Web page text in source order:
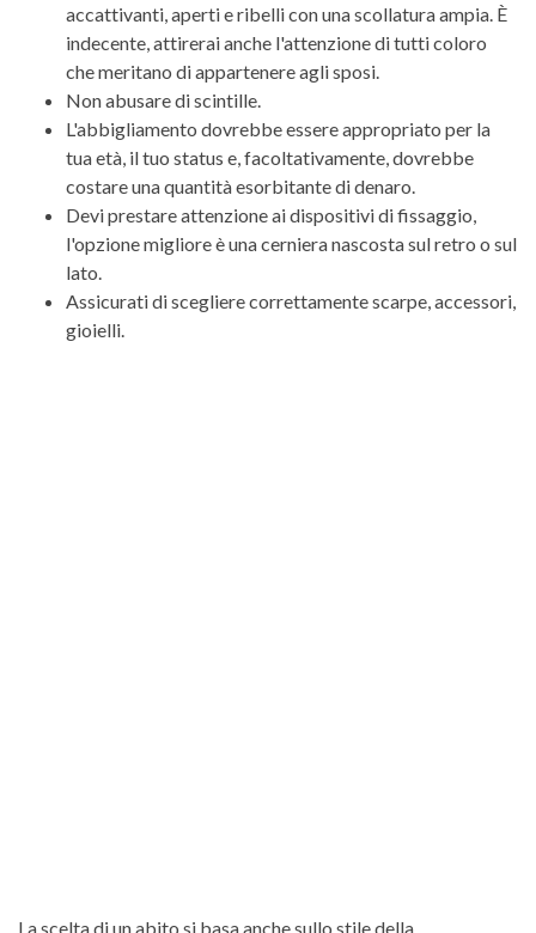
accattivanti, aperti e ribelli con una scollatura ampia. È
indecente, attirerai anche l'attenzione di tutti coloro
che meritano di appartenere agli sposi.
Non abusare di scintille.
L'abbigliamento dovrebbe essere appropriato per la
tua età, il tuo status e, facoltativamente, dovrebbe
costare una quantità esorbitante di denaro.
Devi prestare attenzione ai dispositivi di fissaggio,
l'opzione migliore è una cerniera nascosta sul retro o sul
lato.
Assicurati di scegliere correttamente scarpe, accessori,
gioielli.
La scelta di un abito si basa anche sullo stile della